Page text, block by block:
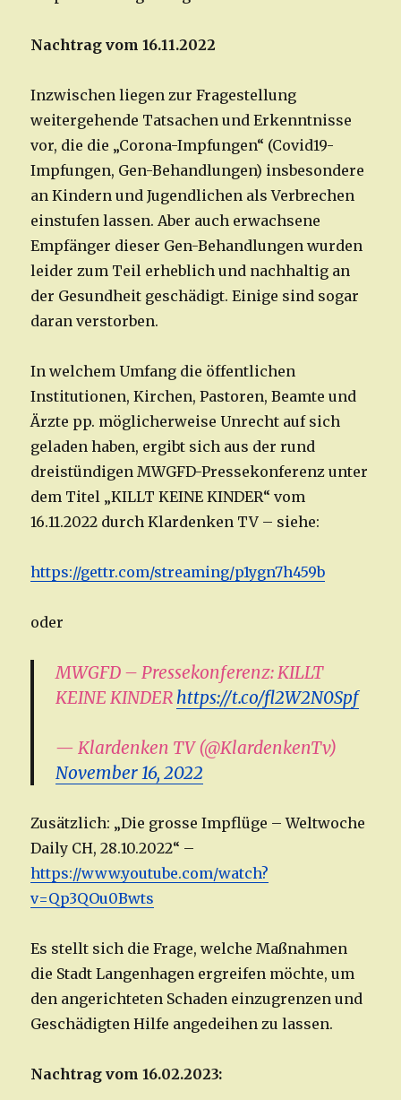
Nachtrag vom 16.11.2022
Inzwischen liegen zur Fragestellung
weitergehende Tatsachen und Erkenntnisse
vor, die die „Corona-Impfungen“ (Covid19-
Impfungen, Gen-Behandlungen) insbesondere
an Kindern und Jugendlichen als Verbrechen
einstufen lassen. Aber auch erwachsene
Empfänger dieser Gen-Behandlungen wurden
leider zum Teil erheblich und nachhaltig an
der Gesundheit geschädigt. Einige sind sogar
daran verstorben.
In welchem Umfang die öffentlichen
Institutionen, Kirchen, Pastoren, Beamte und
Ärzte pp. möglicherweise Unrecht auf sich
geladen haben, ergibt sich aus der rund
dreistündigen MWGFD-Pressekonferenz unter
dem Titel „KILLT KEINE KINDER“ vom
16.11.2022 durch Klardenken TV – siehe:
https://gettr.com/streaming/p1ygn7h459b
oder
MWGFD – Pressekonferenz: KILLT
KEINE KINDER https://t.co/fl2W2N0Spf
— Klardenken TV (@KlardenkenTv)
November 16, 2022
Zusätzlich: „Die grosse Impflüge – Weltwoche
Daily CH, 28.10.2022“ –
https://www.youtube.com/watch?
v=Qp3QOu0Bwts
Es stellt sich die Frage, welche Maßnahmen
die Stadt Langenhagen ergreifen möchte, um
den angerichteten Schaden einzugrenzen und
Geschädigten Hilfe angedeihen zu lassen.
Nachtrag vom 16.02.2023: